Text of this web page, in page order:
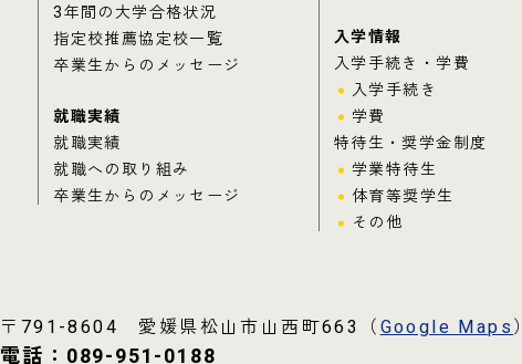
3年間の大学合格状況
指定校推薦協定校一覧
卒業生からのメッセージ
就職実績
就職実績
就職への取り組み
卒業生からのメッセージ
入学情報
入学手続き・学費
入学手続き
学費
特待生・奨学金制度
学業特待生
体育等奨学生
その他
〒791-8604 愛媛県松山市山西町663 （Google Maps）
電話： 089-951-0188